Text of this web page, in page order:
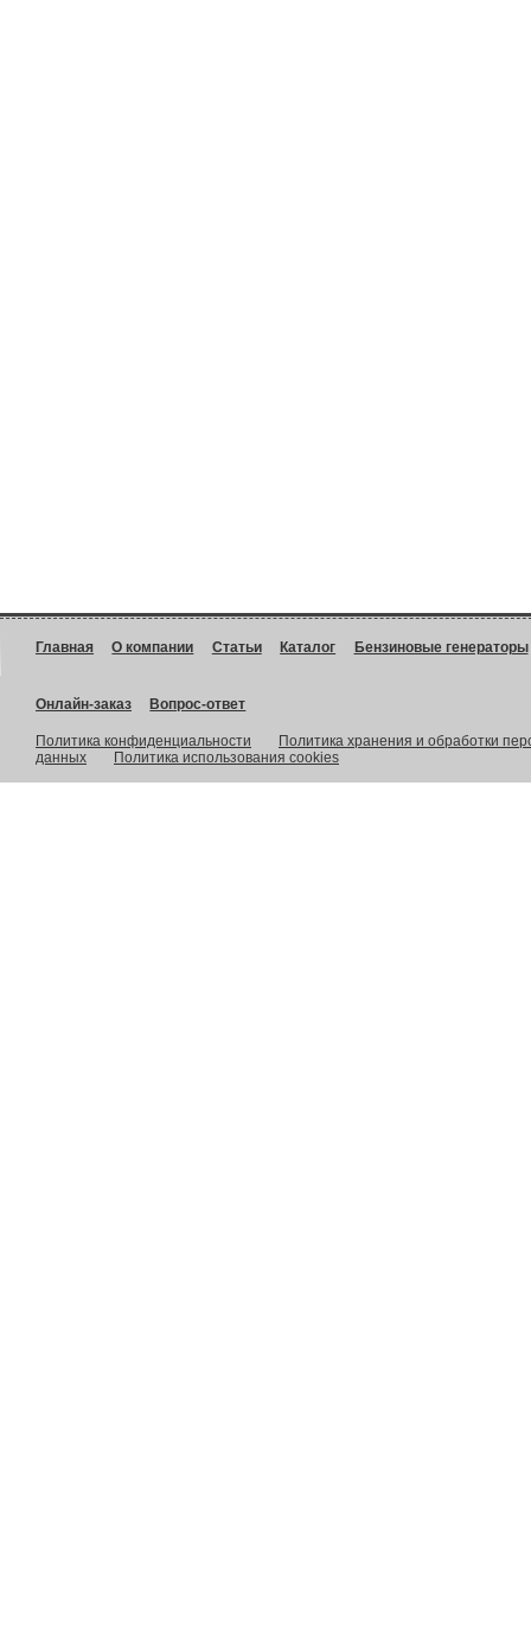
Главная О компании Статьи Каталог Бензиновые генераторы
Онлайн-заказ Вопрос-ответ
Политика конфиденциальности
Политика хранения и обработки
данных
Политика использования cookies